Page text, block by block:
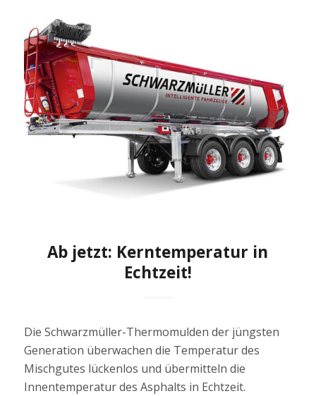
Ab jetzt: Kerntemperatur in
Echtzeit!
Die Schwarzmüller-Thermomulden der jüngsten
Generation überwachen die Temperatur des
Mischgutes lückenlos und übermitteln die
Innentemperatur des Asphalts in Echtzeit.